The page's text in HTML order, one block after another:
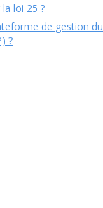
loi 25 ?
de gestion du
?